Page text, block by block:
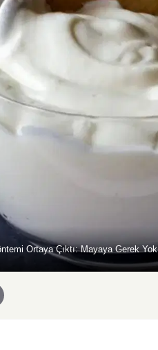
Ortaya Çıktı: Mayaya Gerek